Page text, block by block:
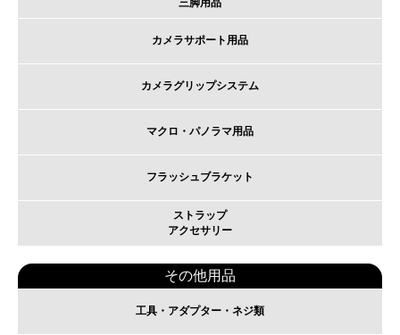
三脚用品
カメラサポート用品
カメラグリップシステム
マクロ・パノラマ用品
フラッシュブラケット
ストラップ
アクセサリー
その他用品
工具・アダプター・ネジ類